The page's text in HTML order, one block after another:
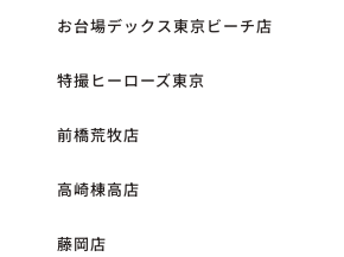
お台場デックス東京ビーチ店
特撮ヒーローズ東京
前橋荒牧店
高崎棟高店
藤岡店